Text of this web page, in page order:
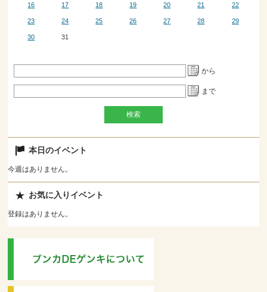
16 17 18 19 20 21 22
23 24 25 26 27 28 29
30 31
から
まで
本日のイベント
今週はありません。
お気に入りイベント
登録はありません。